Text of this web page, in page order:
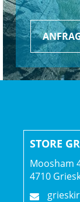
STORE
Moosham
4710